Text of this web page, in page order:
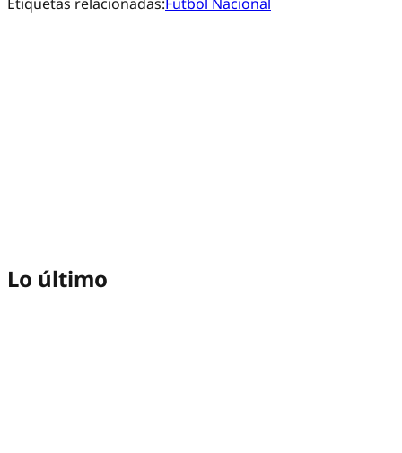
Lo último